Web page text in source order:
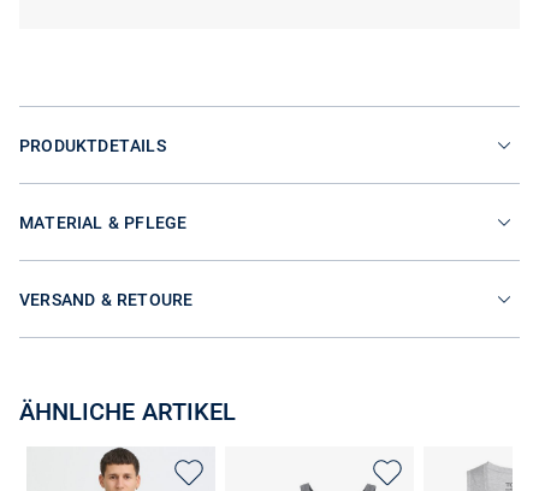
PRODUKTDETAILS
MATERIAL & PFLEGE
VERSAND & RETOURE
ÄHNLICHE ARTIKEL